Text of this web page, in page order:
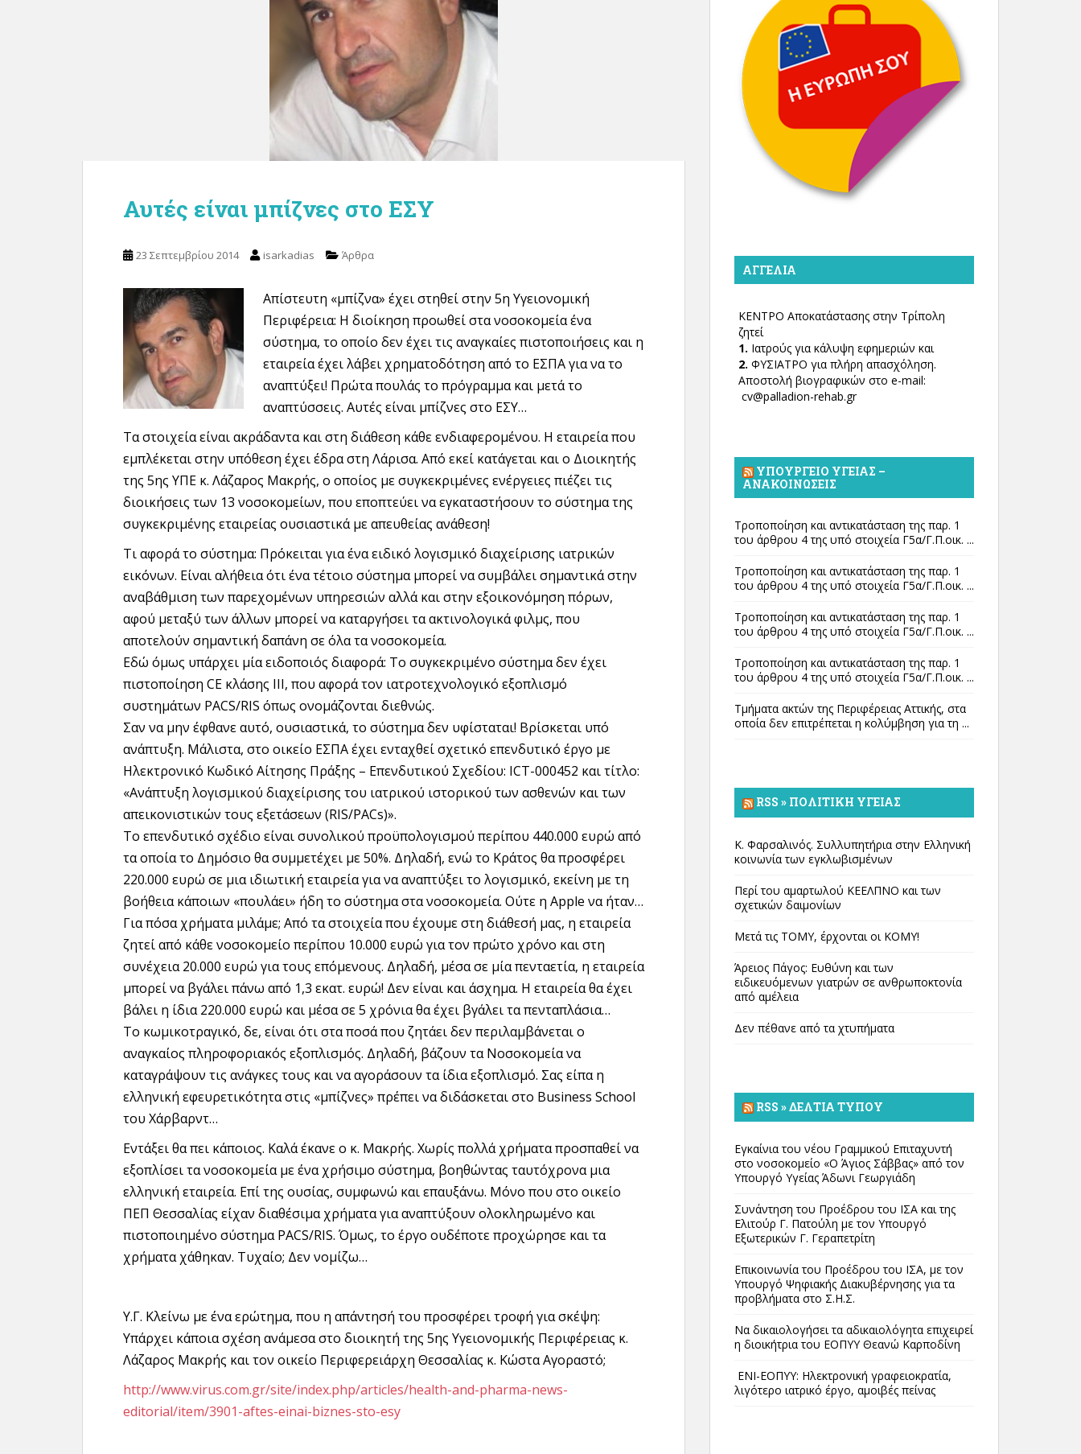
Αυτές είναι μπίζνες στο ΕΣΥ
23 Σεπτεμβρίου 2014 isarkadias Άρθρα
Απίστευτη «μπίζνα» έχει στηθεί στην 5η Υγειονομική
Περιφέρεια: Η διοίκηση προωθεί στα νοσοκομεία ένα
σύστημα, το οποίο δεν έχει τις αναγκαίες πιστοποιήσεις και η
εταιρεία έχει λάβει χρηματοδότηση από το ΕΣΠΑ για να το
αναπτύξει! Πρώτα πουλάς το πρόγραμμα και μετά το
αναπτύσσεις. Αυτές είναι μπίζνες στο ΕΣΥ…
Τα στοιχεία είναι ακράδαντα και στη διάθεση κάθε ενδιαφερομένου. Η εταιρεία που
εμπλέκεται στην υπόθεση έχει έδρα στη Λάρισα. Από εκεί κατάγεται και ο Διοικητής
της 5ης ΥΠΕ κ. Λάζαρος Μακρής, ο οποίος με συγκεκριμένες ενέργειες πιέζει τις
διοικήσεις των 13 νοσοκομείων, που εποπτεύει να εγκαταστήσουν το σύστημα της
συγκεκριμένης εταιρείας ουσιαστικά με απευθείας ανάθεση!
Τι αφορά το σύστημα: Πρόκειται για ένα ειδικό λογισμικό διαχείρισης ιατρικών
εικόνων. Είναι αλήθεια ότι ένα τέτοιο σύστημα μπορεί να συμβάλει σημαντικά στην
αναβάθμιση των παρεχομένων υπηρεσιών αλλά και στην εξοικονόμηση πόρων,
αφού μεταξύ των άλλων μπορεί να καταργήσει τα ακτινολογικά φιλμς, που
αποτελούν σημαντική δαπάνη σε όλα τα νοσοκομεία.
Εδώ όμως υπάρχει μία ειδοποιός διαφορά: Το συγκεκριμένο σύστημα δεν έχει
πιστοποίηση CE κλάσης ΙΙΙ, που αφορά τον ιατροτεχνολογικό εξοπλισμό
συστημάτων PACS/RIS όπως ονομάζονται διεθνώς.
Σαν να μην έφθανε αυτό, ουσιαστικά, το σύστημα δεν υφίσταται! Βρίσκεται υπό
ανάπτυξη. Μάλιστα, στο οικείο ΕΣΠΑ έχει ενταχθεί σχετικό επενδυτικό έργο με
Ηλεκτρονικό Κωδικό Αίτησης Πράξης – Επενδυτικού Σχεδίου: ICT-000452 και τίτλο:
«Ανάπτυξη λογισµικού διαχείρισης του ιατρικού ιστορικού των ασθενών και των
απεικονιστικών τους εξετάσεων (RIS/PACs)».
Το επενδυτικό σχέδιο είναι συνολικού προϋπολογισμού περίπου 440.000 ευρώ από
τα οποία το Δημόσιο θα συμμετέχει με 50%. Δηλαδή, ενώ το Κράτος θα προσφέρει
220.000 ευρώ σε μια ιδιωτική εταιρεία για να αναπτύξει το λογισμικό, εκείνη με τη
βοήθεια κάποιων «πουλάει» ήδη το σύστημα στα νοσοκομεία. Ούτε η Apple να ήταν…
Για πόσα χρήματα μιλάμε; Από τα στοιχεία που έχουμε στη διάθεσή μας, η εταιρεία
ζητεί από κάθε νοσοκομείο περίπου 10.000 ευρώ για τον πρώτο χρόνο και στη
συνέχεια 20.000 ευρώ για τους επόμενους. Δηλαδή, μέσα σε μία πενταετία, η εταιρεία
μπορεί να βγάλει πάνω από 1,3 εκατ. ευρώ! Δεν είναι και άσχημα. Η εταιρεία θα έχει
βάλει η ίδια 220.000 ευρώ και μέσα σε 5 χρόνια θα έχει βγάλει τα πενταπλάσια…
Το κωμικοτραγικό, δε, είναι ότι στα ποσά που ζητάει δεν περιλαμβάνεται ο
αναγκαίος πληροφοριακός εξοπλισμός. Δηλαδή, βάζουν τα Νοσοκομεία να
καταγράψουν τις ανάγκες τους και να αγοράσουν τα ίδια εξοπλισμό. Σας είπα η
ελληνική εφευρετικότητα στις «μπίζνες» πρέπει να διδάσκεται στο Business School
του Χάρβαρντ…
Εντάξει θα πει κάποιος. Καλά έκανε ο κ. Μακρής. Χωρίς πολλά χρήματα προσπαθεί να
εξοπλίσει τα νοσοκομεία με ένα χρήσιμο σύστημα, βοηθώντας ταυτόχρονα μια
ελληνική εταιρεία. Επί της ουσίας, συμφωνώ και επαυξάνω. Μόνο που στο οικείο
ΠΕΠ Θεσσαλίας είχαν διαθέσιμα χρήματα για αναπτύξουν ολοκληρωμένο και
πιστοποιημένο σύστημα PACS/RIS. Όμως, το έργο ουδέποτε προχώρησε και τα
χρήματα χάθηκαν. Τυχαίο; Δεν νομίζω…
Υ.Γ. Κλείνω με ένα ερώτημα, που η απάντησή του προσφέρει τροφή για σκέψη:
Υπάρχει κάποια σχέση ανάμεσα στο διοικητή της 5ης Υγειονομικής Περιφέρειας κ.
Λάζαρος Μακρής και τον οικείο Περιφερειάρχη Θεσσαλίας κ. Κώστα Αγοραστό;
http://www.virus.com.gr/site/index.php/articles/health-and-pharma-news-
editorial/item/3901-aftes-einai-biznes-sto-esy
ΑΓΓΕΛΊΑ
ΚΕΝΤΡΟ Αποκατάστασης στην Τρίπολη
ζητεί
1. Ιατρούς για κάλυψη εφημεριών και
2. ΦΥΣΙΑΤΡΟ για πλήρη απασχόληση.
Αποστολή βιογραφικών στο e-mail:
cv@palladion-rehab.gr
ΥΠΟΥΡΓΕΊΟ ΥΓΕΊΑΣ –
ΑΝΑΚΟΙΝΏΣΕΙΣ
Τροποποίηση και αντικατάσταση της παρ. 1
του άρθρου 4 της υπό στοιχεία Γ5α/Γ.Π.οικ. ...
Τροποποίηση και αντικατάσταση της παρ. 1
του άρθρου 4 της υπό στοιχεία Γ5α/Γ.Π.οικ. ...
Τροποποίηση και αντικατάσταση της παρ. 1
του άρθρου 4 της υπό στοιχεία Γ5α/Γ.Π.οικ. ...
Τροποποίηση και αντικατάσταση της παρ. 1
του άρθρου 4 της υπό στοιχεία Γ5α/Γ.Π.οικ. ...
Τμήματα ακτών της Περιφέρειας Αττικής, στα
οποία δεν επιτρέπεται η κολύμβηση για τη ...
RSS » ΠΟΛΙΤΙΚΉ ΥΓΕΊΑΣ
Κ. Φαρσαλινός. Συλλυπητήρια στην Ελληνική
κοινωνία των εγκλωβισμένων
Περί του αμαρτωλού ΚΕΕΛΠΝΟ και των
σχετικών δαιμονίων
Μετά τις ΤΟΜΥ, έρχονται οι ΚΟΜΥ!
Άρειος Πάγος: Ευθύνη και των
ειδικευόμενων γιατρών σε ανθρωποκτονία
από αμέλεια
Δεν πέθανε από τα χτυπήματα
RSS » ΔΕΛΤΊΑ ΤΎΠΟΥ
Εγκαίνια του νέου Γραμμικού Επιταχυντή
στο νοσοκομείο «Ο Άγιος Σάββας» από τον
Υπουργό Υγείας Άδωνι Γεωργιάδη
Συνάντηση του Προέδρου του ΙΣΑ και της
Ελιτούρ Γ. Πατούλη με τον Υπουργό
Εξωτερικών Γ. Γεραπετρίτη
Επικοινωνία του Προέδρου του ΙΣΑ, με τον
Υπουργό Ψηφιακής Διακυβέρνησης για τα
προβλήματα στο Σ.Η.Σ.
Να δικαιολογήσει τα αδικαιολόγητα επιχειρεί
η διοικήτρια του ΕΟΠΥΥ Θεανώ Καρποδίνη
ΕΝΙ-ΕΟΠΥΥ: Ηλεκτρονική γραφειοκρατία,
λιγότερο ιατρικό έργο, αμοιβές πείνας